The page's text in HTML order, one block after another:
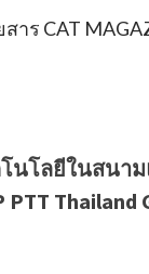
ร CAT
โนโลยีในสนา
PTT Thailand